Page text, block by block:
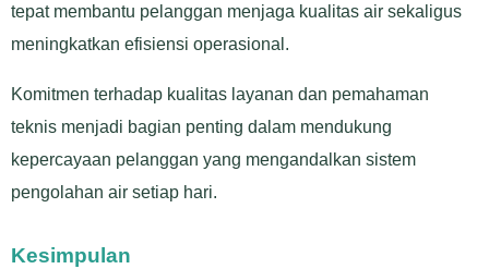
tepat membantu pelanggan menjaga kualitas air sekaligus
meningkatkan efisiensi operasional.
Komitmen terhadap kualitas layanan dan pemahaman
teknis menjadi bagian penting dalam mendukung
kepercayaan pelanggan yang mengandalkan sistem
pengolahan air setiap hari.
Kesimpulan